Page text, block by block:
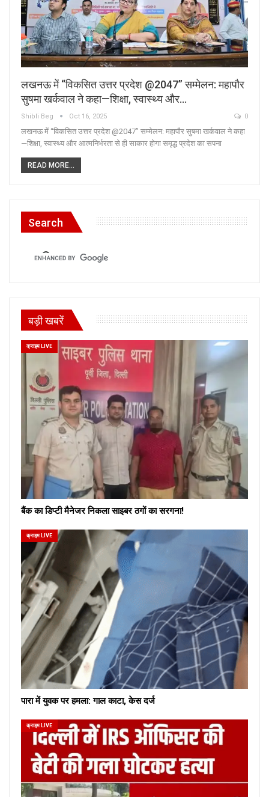
लखनऊ में “विकसित उत्तर प्रदेश @2047” सम्मेलन: महापौर
सुषमा खर्कवाल ने कहा—शिक्षा, स्वास्थ्य और…
Shibli Beg Oct 16, 2025 0
लखनऊ में “विकसित उत्तर प्रदेश @2047” सम्मेलन: महापौर सुषमा खर्कवाल ने कहा
—शिक्षा, स्वास्थ्य और आत्मनिर्भरता से ही साकार होगा समृद्ध प्रदेश का सपना
READ MORE...
Search
बड़ी खबरें
क्राइम LIVE
बैंक का डिप्टी मैनेजर निकला साइबर ठगों का सरगना!
क्राइम LIVE
पारा में युवक पर हमला: गाल काटा, केस दर्ज
क्राइम LIVE